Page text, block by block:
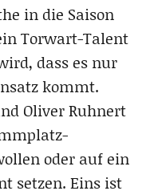
in die Saison
Torwart-Talent
dass es nur
kommt.
Oliver Ruhnert
oder auf ein
setzen. Eins ist